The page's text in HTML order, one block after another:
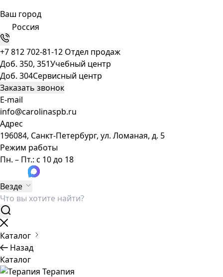
Ваш город
Россия
+7 812 702-81-12 Отдел продаж
Доб. 350, 351Учебный центр
Доб. 304Сервисный центр
Заказать звонок
E-mail
info@carolinaspb.ru
Адрес
196084, Санкт-Петербург, ул. Ломаная, д. 5
Режим работы
Пн. – Пт.: с 10 до 18
Везде
Каталог
Назад
Каталог
Терапия